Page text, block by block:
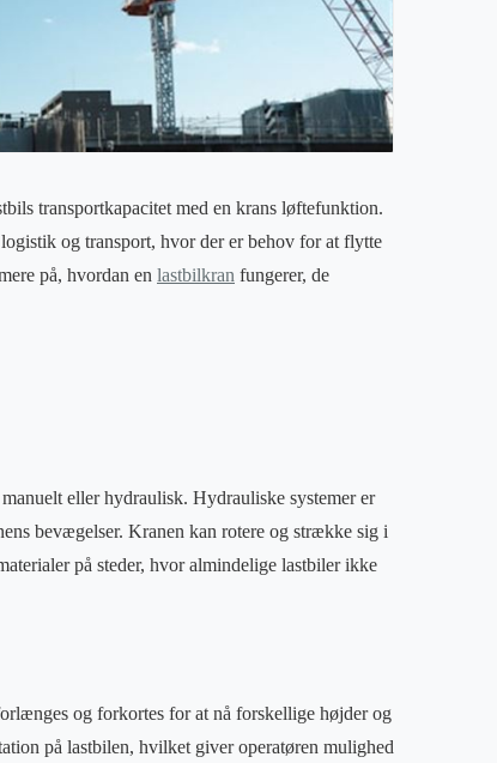
transportkapacitet med en krans løftefunktion.
og transport, hvor der er behov for at flytte
på, hvordan en lastbilkran fungerer, de
eller hydraulisk. Hydrauliske systemer er
bevægelser. Kranen kan rotere og strække sig i
på steder, hvor almindelige lastbiler ikke
og forkortes for at nå forskellige højder og
på lastbilen, hvilket giver operatøren mulighed